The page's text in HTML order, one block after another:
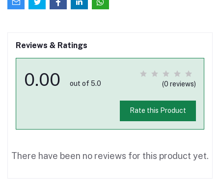
Reviews & Ratings
0.00 out of 5.0 (0 reviews)
Rate this Product
There have been no reviews for this product yet.